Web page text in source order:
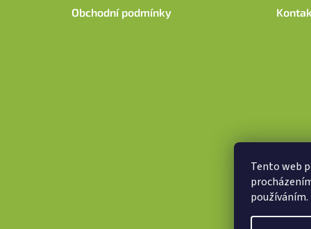
Tento web
používáním.
Obchodní podmínky